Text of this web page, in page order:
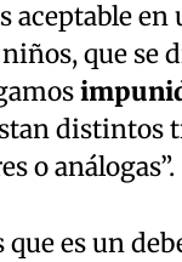
aceptable en
que se
distintos
o análogas”.
es un